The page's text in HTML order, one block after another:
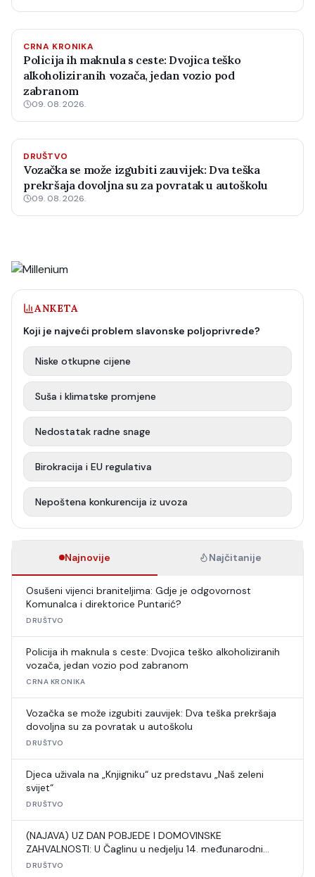
CRNA KRONIKA
Policija ih maknula s ceste: Dvojica teško
alkoholiziranih vozača, jedan vozio pod
zabranom
09. 08. 2026.
DRUŠTVO
Vozačka se može izgubiti zauvijek: Dva teška
prekršaja dovoljna su za povratak u autoškolu
09. 08. 2026.
ANKETA
Koji je najveći problem slavonske poljoprivrede?
Niske otkupne cijene
Suša i klimatske promjene
Nedostatak radne snage
Birokracija i EU regulativa
Nepoštena konkurencija iz uvoza
Najnovije Najčitanije
Osušeni vijenci braniteljima: Gdje je odgovornost
Komunalca i direktorice Puntarić?
DRUŠTVO
Policija ih maknula s ceste: Dvojica teško alkoholiziranih
vozača, jedan vozio pod zabranom
CRNA KRONIKA
Vozačka se može izgubiti zauvijek: Dva teška prekršaja
dovoljna su za povratak u autoškolu
DRUŠTVO
Djeca uživala na „Knjigniku“ uz predstavu „Naš zeleni
svijet“
DRUŠTVO
(NAJAVA) UZ DAN POBJEDE I DOMOVINSKE
ZAHVALNOSTI: U Čaglinu u nedjelju 14. međunarodni
šahovski turnir
DRUŠTVO